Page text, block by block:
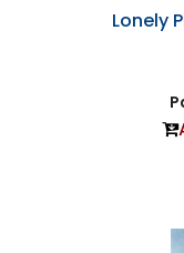
Lonely